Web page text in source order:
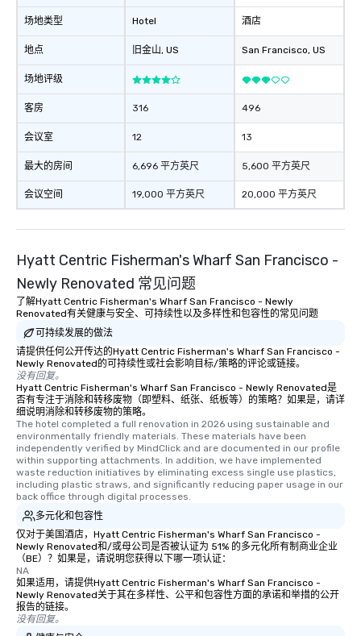
场地类型
地点
场地评级
客房
会议室
最大的房间
会议空间
Hotel
旧金山, US
316
12
6,696 平方英尺
19,000 平方英尺
酒店
San Francisco, US
496
13
5,600 平方英尺
20,000 平方英尺
Hyatt Centric Fisherman's Wharf San Francisco -
Newly Renovated 常见问题
了解Hyatt Centric Fisherman's Wharf San Francisco - Newly
Renovated有关健康与安全、可持续性以及多样性和包容性的常见问题
可持续发展的做法
请提供任何公开传达的Hyatt Centric Fisherman's Wharf San Francisco -
Newly Renovated的可持续性或社会影响目标/策略的评论或链接。
没有回复。
Hyatt Centric Fisherman's Wharf San Francisco - Newly Renovated是
否有专注于消除和转移废物（即塑料、纸张、纸板等）的策略？如果是，请详
细说明消除和转移废物的策略。
The hotel completed a full renovation in 2026 using sustainable and
environmentally friendly materials. These materials have been
independently verified by MindClick and are documented in our profile
within supporting attachments. In addition, we have implemented
waste reduction initiatives by eliminating excess single use plastics,
including plastic straws, and significantly reducing paper usage in our
back office through digital processes.
多元化和包容性
仅对于美国酒店，Hyatt Centric Fisherman's Wharf San Francisco -
Newly Renovated和/或母公司是否被认证为 51% 的多元化所有制商业企业
（BE）？如果是，请说明您获得以下哪一项认证：
NA
如果适用，请提供Hyatt Centric Fisherman's Wharf San Francisco -
Newly Renovated关于其在多样性、公平和包容性方面的承诺和举措的公开
报告的链接。
没有回复。